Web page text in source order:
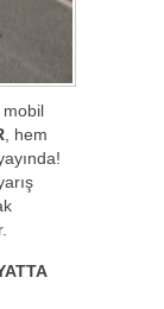
mobil
, hem